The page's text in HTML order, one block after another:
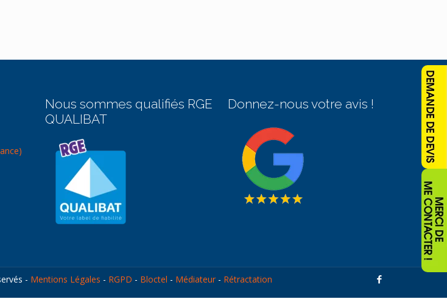
Nous sommes qualifiés RGE
QUALIBAT
Donnez-nous votre avis !
- Mentions Légales - RGPD - Bloctel - Médiateur- Rétractation